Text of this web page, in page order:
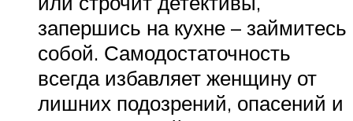
запершись на кухне – займитесь
собой. Самодостаточность
всегда избавляет женщину от
лишних подозрений, опасений и